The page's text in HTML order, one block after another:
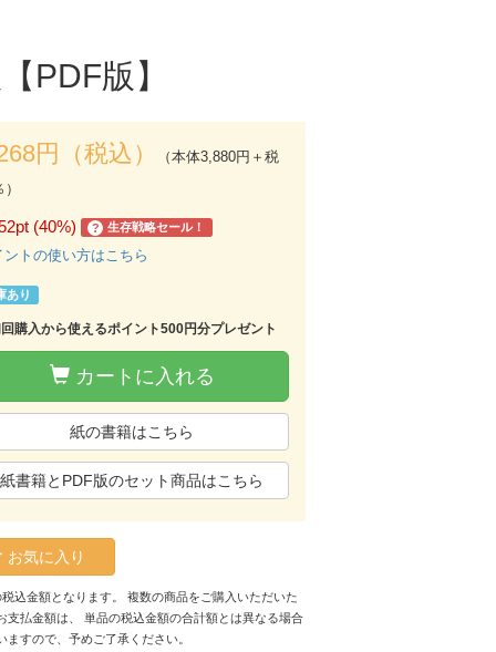
PDF版】
円（税込）
（本体3,880円＋税
(40%) ? 生存戦略セール！
ントの使い方はこちら
あり
購入から使えるポイント500円分プレゼント
カートに入れる
紙の書籍はこちら
紙書籍とPDF版のセット商品はこちら
お気に入り
込金額となります。 複数の商品をご購入いただいた
支払金額は、 単品の税込金額の合計額とは異なる場合
ますので、予めご了承ください。